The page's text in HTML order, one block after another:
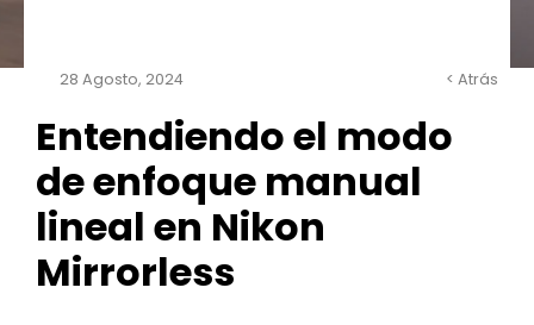
28 Agosto, 2024 < Atrás
Entendiendo el modo
de enfoque manual
lineal en Nikon
Mirrorless